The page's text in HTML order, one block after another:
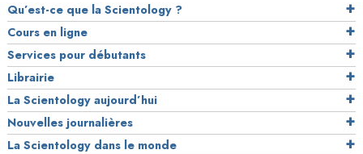
Qu’est-ce que la Scientology ?
Cours en ligne
Services pour débutants
Librairie
La Scientology aujourd’hui
Nouvelles journalières
La Scientology dans le monde